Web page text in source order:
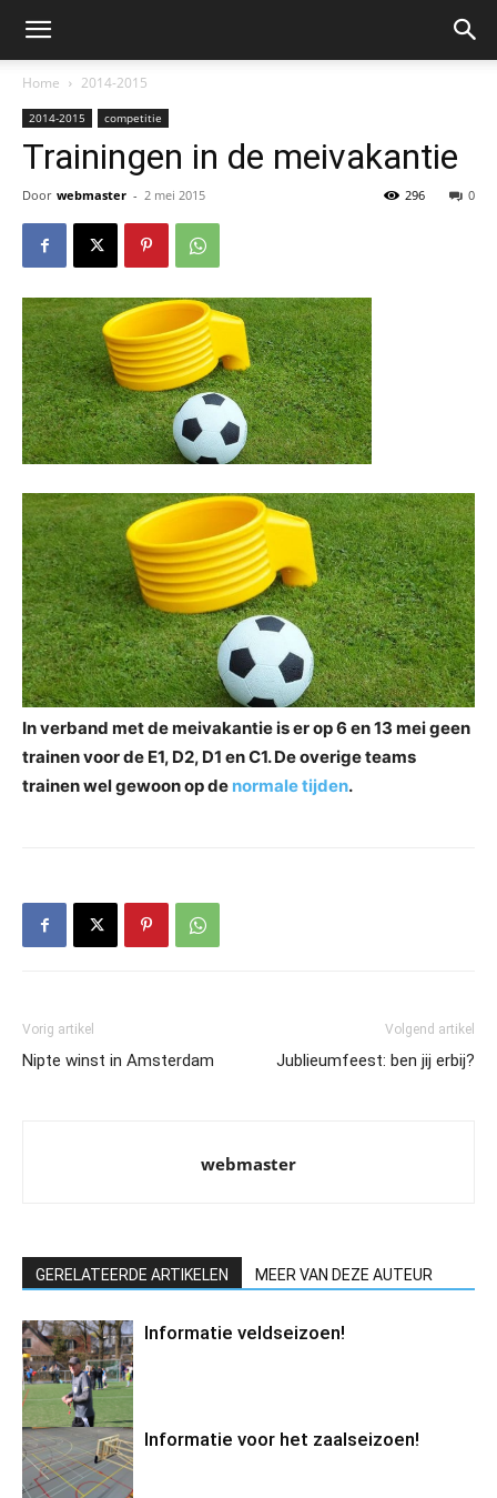
Home 2014-2015
2014-2015 competitie
Trainingen in de meivakantie
Door webmaster - 2 mei 2015 0
296
In verband met de meivakantie is er op 6 en 13 mei geen
trainen voor de E1, D2, D1 en C1. De overige teams
trainen wel gewoon op de normale tijden.
Vorig artikel
Nipte winst in Amsterdam
Volgend artikel
Jublieumfeest: ben jij erbij?
webmaster
GERELATEERDE ARTIKELEN MEER VAN DEZE AUTEUR
Informatie veldseizoen!
Informatie voor het zaalseizoen!